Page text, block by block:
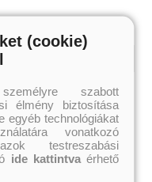
Carrigan
Gábor
Attila
Gyula
(cookie)
szabott
élmény biztosítása
egyéb technológiákat
vonatkozó
testreszabási
ide kattintvaérhető